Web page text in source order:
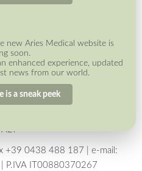
+39 0438 488 187 | e-mail:
| P.IVA IT00880370267
new Aries Medical website is
soon.
enhanced experience, updated
news from our world.
is a sneak peek